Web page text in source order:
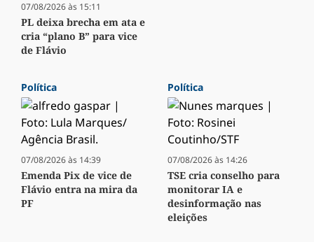
07/08/2026 às 15:11
PL deixa brecha em ata e
cria “plano B” para vice
de Flávio
Política
07/08/2026 às 14:39
Emenda Pix de vice de
Flávio entra na mira da
PF
Política
07/08/2026 às 14:26
TSE cria conselho para
monitorar IA e
desinformação nas
eleições